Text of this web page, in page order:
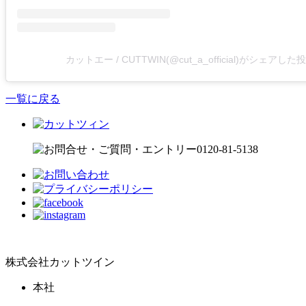
カットエー / CUTTWIN(@cut_a_official)がシェアした
一覧に戻る
株式会社カットツイン
本社